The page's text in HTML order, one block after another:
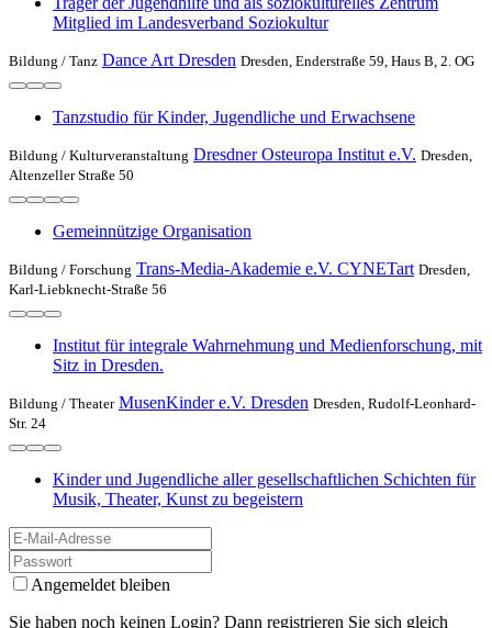
Mitglied im Landesverband Soziokultur
Bildung / Tanz Dance Art Dresden Dresden, Enderstraße 59, Haus B, 2. OG
Tanzstudio für Kinder, Jugendliche und Erwachsene
Bildung / Kulturveranstaltung Dresdner Osteuropa Institut e.V. Dresden,
Altenzeller Straße 50
Gemeinnützige Organisation
Bildung / Forschung Trans-Media-Akademie e.V. CYNETart Dresden,
Karl-Liebknecht-Straße 56
Institut für integrale Wahrnehmung und Medienforschung, mit
Sitz in Dresden.
Bildung / Theater MusenKinder e.V. Dresden Dresden, Rudolf-Leonhard-
Str. 24
Kinder und Jugendliche aller gesellschaftlichen Schichten für
Musik, Theater, Kunst zu begeistern
Angemeldet bleiben
Sie haben noch keinen Login? Dann registrieren Sie sich gleich